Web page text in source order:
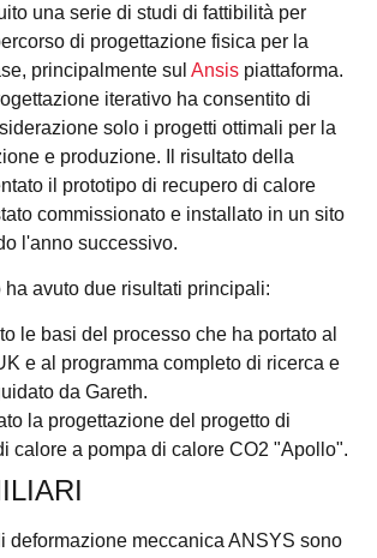
una serie di studi di fattibilità per
di progettazione fisica per la
principalmente sulAnsis piattaforma.
iterativo ha consentito di
solo i progetti ottimali per la
e produzione. Il risultato della
il prototipo di recupero di calore
commissionato e installato in un sito
l'anno successivo.
ha avuto due risultati principali:
le basi del processo che ha portato al
e al programma completo di ricerca e
da Gareth.
la progettazione del progetto di
calore a pompa di calore CO2 "Apollo".
deformazione meccanica ANSYS sono